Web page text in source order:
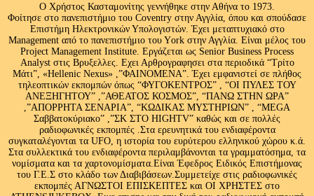
Ο Χρήστος Κασταμονίτης γεννήθηκε στην Αθήνα το 1973.
Φοίτησε στο πανεπιστήμιο του Coventry στην Αγγλία, όπου και σπούδασε
Επιστήμη Ηλεκτρονικών Υπολογιστών. Έχει μεταπτυχιακό στο
Management από το πανεπιστήμιο του Υork στην Αγγλία. Είναι μέλος του
Project Management Institute. Εργάζεται ως Senior Business Process
Analyst στις Βρυξελλες. Εχει Αρθρογραφησει στα περιοδικά “Τρίτο
Μάτι”, «Hellenic Nexus» ,”ΦΑΙΝΟΜΕΝΑ”. Έχει εμφανιστεί σε πλήθος
τηλεοπτικών εκπομπών όπως “ΦΥΓΟΚΕΝΤΡΟΣ” , “ΟΙ ΠΥΛΕΣ ΤΟΥ
ΑΝΕΞΗΓΗΤΟΥ” ,”ΑΘΕΑΤΟΣ ΚΟΣΜΟΣ”, “ΠΑΝΩ ΣΤΗΝ ΩΡΑ”
,”ΑΠΟΡΡΗΤΑ ΣΕΝΑΡΙΑ”, “ΚΩΔΙΚΑΣ ΜΥΣΤΗΡΙΩΝ” , “MEGA
Σαββατοκύριακο” ,”ΣΚ ΣΤΟ HIGHTV” καθώς και σε πολλές
ραδιοφωνικές εκπομπές .Στα ερευνητικά του ενδιαφέροντα
συγκαταλέγονται τα UFO, η ιστορία του ευρύτερου ελληνικού χώρου κ.ά.
Στα συλλεκτικά του ενδιαφέροντα περιλαμβάνονται τα γραμματόσημα, τα
νομίσματα και τα χαρτονομίσματα.Είναι Έφεδρος Ειδικός Επιστήμονας
του Γ.Ε.Σ στο κλάδο των Διαβιβάσεων.Συμμετείχε στις ραδιοφωνικές
εκπομπές ΑΓΝΩΣΤΟΙ ΕΠΙΣΚΕΠΤΕΣ και ΟΙ ΧΡΗΣΤΕΣ στο